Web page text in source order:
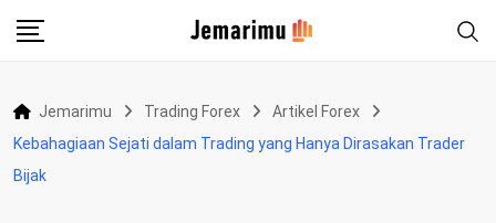
Skip
to
Jemarimu Trading Forex
Artikel Forex
Kebahagiaan Sejati dalam Trading yang Hanya Dirasakan Trader
Bijak